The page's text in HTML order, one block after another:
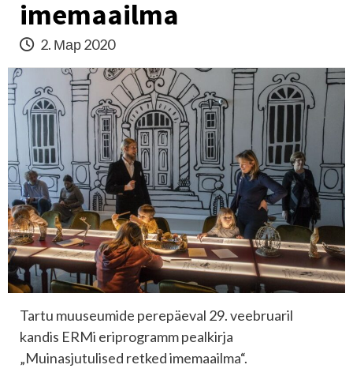
imemaailma
2. Мар 2020
Tartu muuseumide perepäeval 29. veebruaril
kandis ERMi eriprogramm pealkirja
„Muinasjutulised retked imemaailma“.